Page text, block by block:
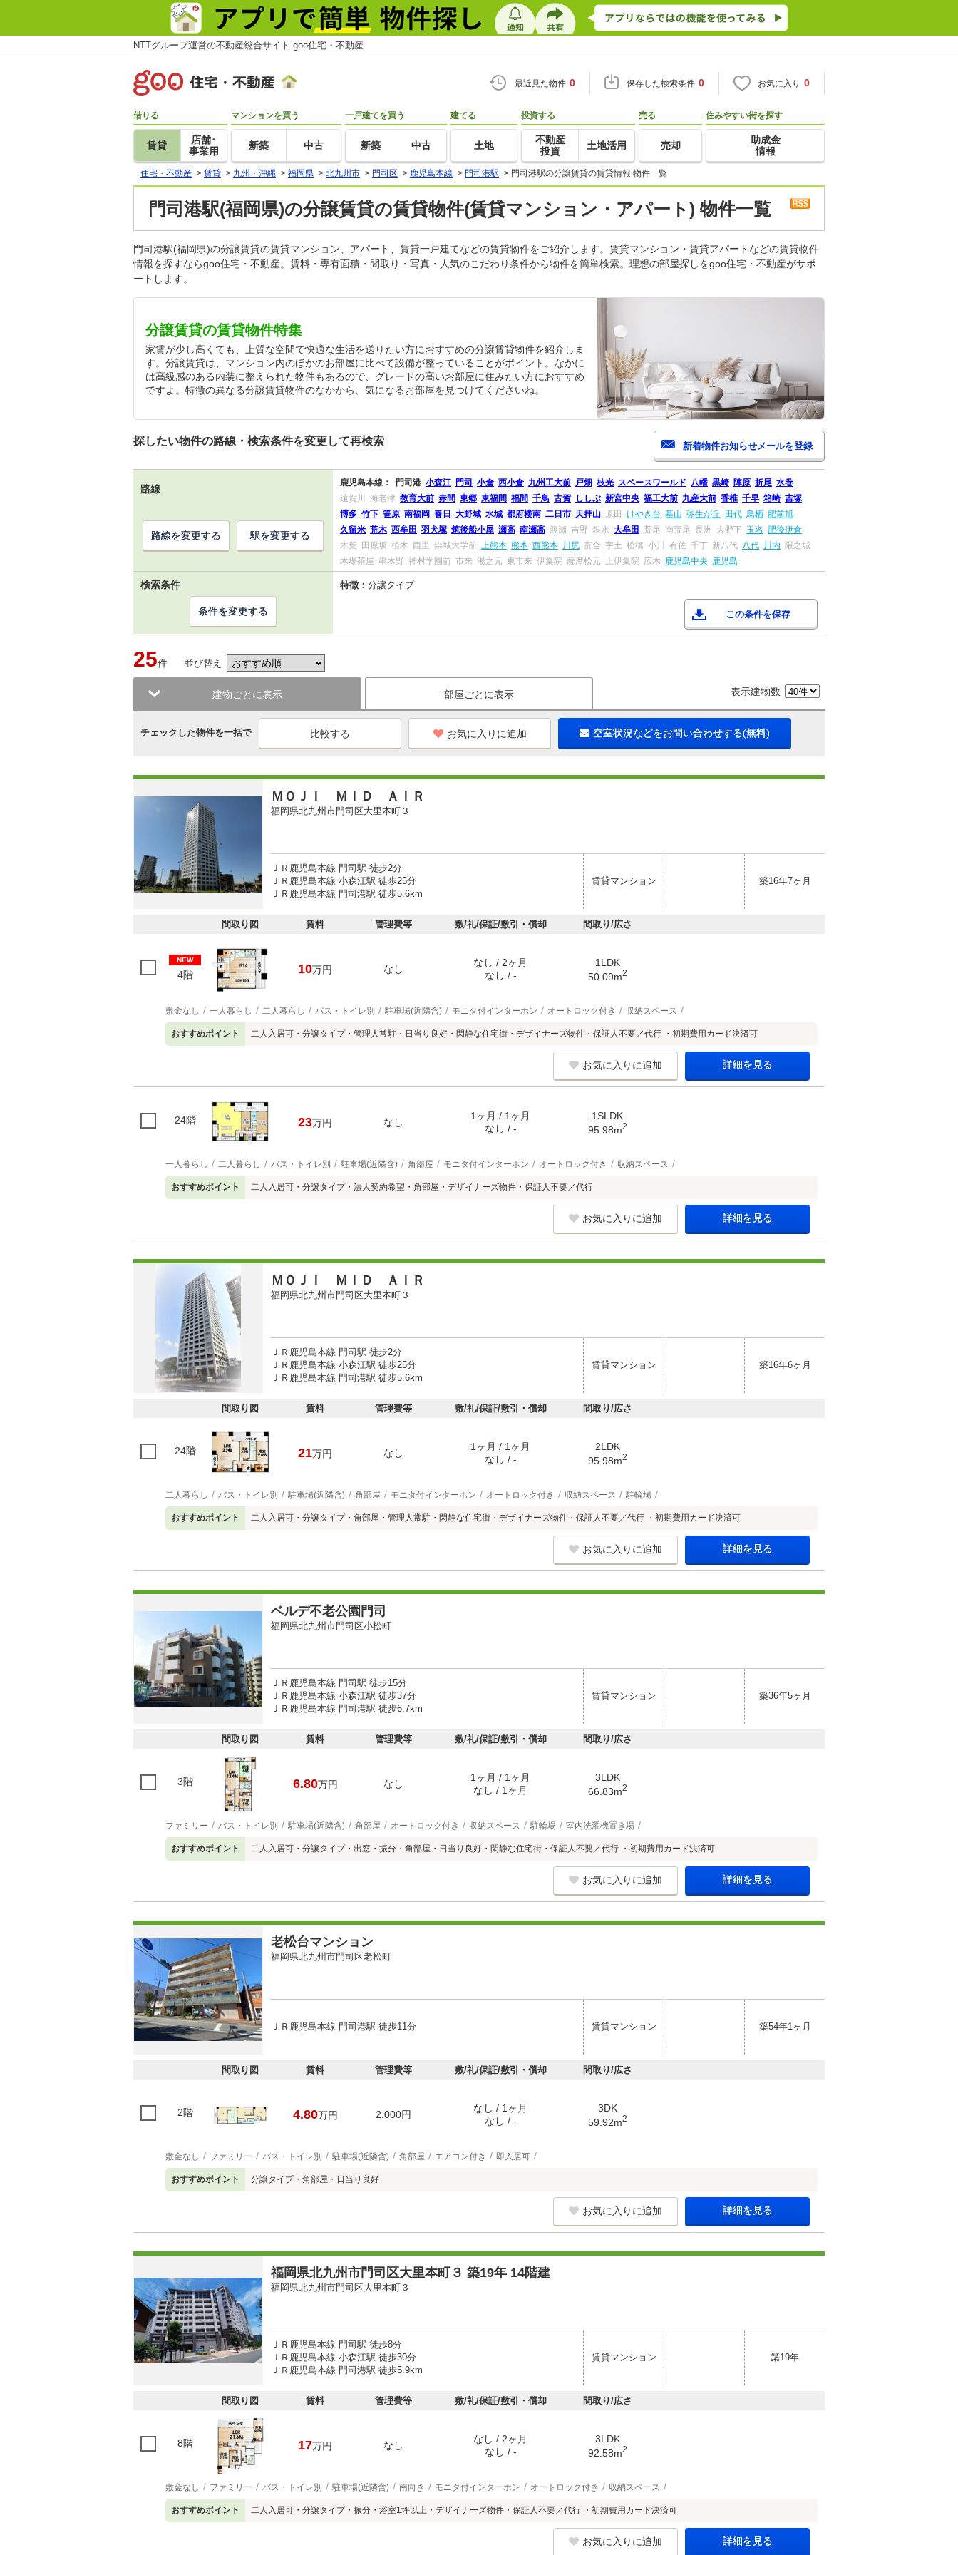
NTTグループ運営の不動産総合サイト goo住宅・不動産
最近見た物件 0 保存した検索条件 0 お気に入り 0
借りる
賃貸
店舗･
事業用
マンションを買う
新築 中古
一戸建てを買う
新築 中古
建てる
土地
投資する
不動産
投資
土地活用
売る
売却
住みやすい街を探す
助成金
情報
住宅・不動産 > 賃貸 > 九州・沖縄 > 福岡県 > 北九州市 > 門司区 > 鹿児島本線 > 門司港駅 > 門司港駅の分譲賃貸の賃貸情報 物件一覧
門司港駅(福岡県)の分譲賃貸の賃貸物件(賃貸マンション・アパート) 物件一覧
門司港駅(福岡県)の分譲賃貸の賃貸マンション、アパート、賃貸一戸建てなどの賃貸物件をご紹介します。賃貸マンション・賃貸アパートなどの賃貸物件
情報を探すならgoo住宅・不動産。賃料・専有面積・間取り・写真・人気のこだわり条件から物件を簡単検索。理想の部屋探しをgoo住宅・不動産がサポ
ートします。
分譲賃貸の賃貸物件特集
家賃が少し高くても、上質な空間で快適な生活を送りたい方におすすめの分譲賃貸物件を紹介しま
す。分譲賃貸は、マンション内のほかのお部屋に比べて設備が整っていることがポイント。なかに
は高級感のある内装に整えられた物件もあるので、グレードの高いお部屋に住みたい方におすすめ
ですよ。特徴の異なる分譲賃貸物件のなかから、気になるお部屋を見つけてくださいね。
探したい物件の路線・検索条件を変更して再検索
路線
鹿児島本線： 門司港 小森江 門司 小倉 西小倉 九州工大前 戸畑 枝光 スペースワールド 八幡 黒崎 陣原 折尾 水巻
遠賀川
海老津 教育大前 赤間 東郷 東福間 福間 千鳥 古賀 ししぶ 新宮中央 福工大前 九産大前 香椎 千早 箱崎 吉塚
博多 竹下 笹原 南福岡 春日 大野城 水城 都府楼南 二日市 天拝山 原田 けやき台 基山 弥生が丘 田代 鳥栖 肥前旭
久留米 荒木 西牟田 羽犬塚 筑後船小屋 瀬高 南瀬高 渡瀬 吉野 銀水 大牟田 荒尾 南荒尾 長洲 大野下 玉名
肥後伊倉
木葉
田原坂 植木 西里 崇城大学前 上熊本 熊本 西熊本 川尻 富合 宇土 松橋 小川 有佐 千丁 新八代 八代 川内
隈之城
木場茶屋 串木野 神村学園前 市来 湯之元 東市来 伊集院 薩摩松元 上伊集院 広木 鹿児島中央 鹿児島
路線を変更する 駅を変更する
検索条件 特徴： 分譲タイプ
この条件を保存
条件を変更する
25件 並び替え
建物ごとに表示 部屋ごとに表示 表示建物数
チェックした物件を一括で お気に入りに追加 空室状況などをお問い合わせする(無料)
ＭＯＪＩ ＭＩＤ ＡＩＲ
福岡県北九州市門司区大里本町３
ＪＲ鹿児島本線 門司駅 徒歩2分
ＪＲ鹿児島本線 小森江駅 徒歩25分
ＪＲ鹿児島本線 門司港駅 徒歩5.6km
賃貸マンション 築16年7ヶ月
間取り図 賃料 管理費等 敷/礼/保証/敷引・償却 間取り/広さ
NEW
4階 10万円 なし
なし / 2ヶ月
なし / -
1LDK
50.09m2
敷金なし 一人暮らし 二人暮らし バス・トイレ別 駐車場(近隣含) モニタ付インターホン オートロック付き 収納スペース
おすすめポイント 二人入居可・分譲タイプ・管理人常駐・日当り良好・閑静な住宅街・デザイナーズ物件・保証人不要／代行 ・初期費用カード決済可
お気に入りに追加 詳細を見る
24階 23万円 なし
1ヶ月 / 1ヶ月
なし / -
1SLDK
95.98m2
一人暮らし 二人暮らし バス・トイレ別 駐車場(近隣含) 角部屋 モニタ付インターホン オートロック付き 収納スペース
おすすめポイント 二人入居可・分譲タイプ・法人契約希望・角部屋・デザイナーズ物件・保証人不要／代行
お気に入りに追加 詳細を見る
ＭＯＪＩ ＭＩＤ ＡＩＲ
福岡県北九州市門司区大里本町３
ＪＲ鹿児島本線 門司駅 徒歩2分
ＪＲ鹿児島本線 小森江駅 徒歩25分
ＪＲ鹿児島本線 門司港駅 徒歩5.6km
賃貸マンション 築16年6ヶ月
間取り図 賃料 管理費等 敷/礼/保証/敷引・償却 間取り/広さ
24階 21万円 なし
1ヶ月 / 1ヶ月
なし / -
2LDK
95.98m2
二人暮らし バス・トイレ別 駐車場(近隣含) 角部屋 モニタ付インターホン オートロック付き 収納スペース 駐輪場
おすすめポイント 二人入居可・分譲タイプ・角部屋・管理人常駐・閑静な住宅街・デザイナーズ物件・保証人不要／代行 ・初期費用カード決済可
お気に入りに追加 詳細を見る
ベルデ不老公園門司
福岡県北九州市門司区小松町
ＪＲ鹿児島本線 門司駅 徒歩15分
ＪＲ鹿児島本線 小森江駅 徒歩37分
ＪＲ鹿児島本線 門司港駅 徒歩6.7km
賃貸マンション 築36年5ヶ月
間取り図 賃料 管理費等 敷/礼/保証/敷引・償却 間取り/広さ
3階 6.80万円 なし
1ヶ月 / 1ヶ月
なし / 1ヶ月
3LDK
66.83m2
ファミリー バス・トイレ別 駐車場(近隣含) 角部屋 オートロック付き 収納スペース 駐輪場 室内洗濯機置き場
おすすめポイント 二人入居可・分譲タイプ・出窓・振分・角部屋・日当り良好・閑静な住宅街・保証人不要／代行 ・初期費用カード決済可
お気に入りに追加 詳細を見る
老松台マンション
福岡県北九州市門司区老松町
ＪＲ鹿児島本線 門司港駅 徒歩11分 賃貸マンション 築54年1ヶ月
間取り図 賃料 管理費等 敷/礼/保証/敷引・償却 間取り/広さ
2階 4.80万円 2,000円
なし / 1ヶ月
なし / -
3DK
59.92m2
敷金なし ファミリー バス・トイレ別 駐車場(近隣含) 角部屋 エアコン付き 即入居可
おすすめポイント 分譲タイプ・角部屋・日当り良好
お気に入りに追加 詳細を見る
福岡県北九州市門司区大里本町３ 築19年 14階建
福岡県北九州市門司区大里本町３
ＪＲ鹿児島本線 門司駅 徒歩8分
ＪＲ鹿児島本線 小森江駅 徒歩30分
ＪＲ鹿児島本線 門司港駅 徒歩5.9km
賃貸マンション 築19年
間取り図 賃料 管理費等 敷/礼/保証/敷引・償却 間取り/広さ
8階 17万円 なし
なし / 2ヶ月
なし / -
3LDK
92.58m2
敷金なし ファミリー バス・トイレ別 駐車場(近隣含) 南向き モニタ付インターホン オートロック付き 収納スペース
おすすめポイント 二人入居可・分譲タイプ・振分・浴室1坪以上・デザイナーズ物件・保証人不要／代行 ・初期費用カード決済可
お気に入りに追加 詳細を見る